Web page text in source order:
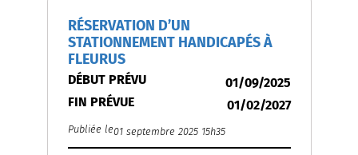
RÉSERVATION D’UN
STATIONNEMENT HANDICAPÉS À
FLEURUS
DÉBUT PRÉVU
01/09/2025
FIN PRÉVUE
01/02/2027
Publiée le01 septembre 2025 15h35